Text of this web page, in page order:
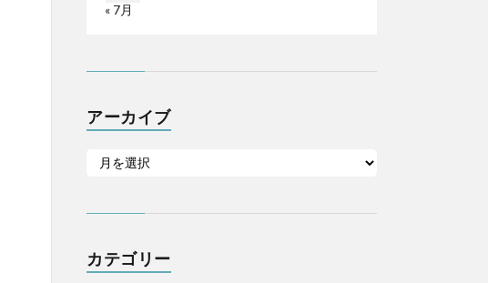
« 7月
アーカイブ
カテゴリー